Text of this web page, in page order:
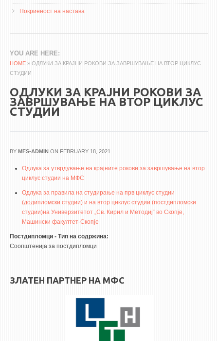
АКТИ
ЗАВРШНИ СМЕТКИ
ТЕЛЕФОНСКИ ИМЕНИК
ALUMNI MFS
ИЗВЕСТУВАЊА
РЕДОВНИ ПРОФ.
ВОНРЕДНИ ПРОФ.
ДОЦЕНТИ
АСИСТЕНТИ
ЛЕКТОРИ
ЛАБОРАНТИ
ПЕНЗИОНИРАН КАДАР
СТУДИИ
I ЦИКЛУС - ДОДИПЛОМСКИ
III ЦИКЛУС - ДОКТОРСКИ
Покриеност на настава
YOU ARE HERE
HOME » ОДЛУКИ ЗА КРАЈНИ РОКОВИ ЗА ЗАВРШУВАЊЕ НА ВТОР ЦИКЛУС
СТУДИИ
ОДЛУКИ ЗА КРАЈНИ РОКОВИ ЗА
ЗАВРШУВАЊЕ НА ВТОР ЦИКЛУС
СТУДИИ
BY MFS-ADMIN ON FEBRUARY 18, 2021
Одлука за утврдување на крајните рокови за завршување на втор
циклус студии на МФС
Одлука за правила на студирање на прв циклус студии
(додипломски студии) и на втор циклус студии (постдипломски
студии)на Универзитетот „Св. Кирил и Методиј“ во Скопје,
Машински факултет-Скопје
Постдипломци - Тип на содржина:
Соопштенија за постдипломци
ЗЛАТЕН ПАРТНЕР НА МФС